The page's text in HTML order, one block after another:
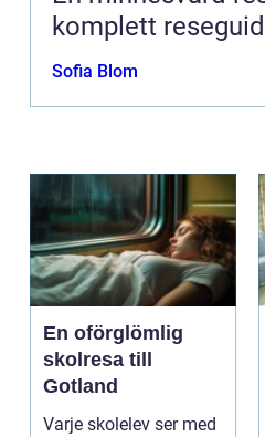
komplett
Sofia Blom
En oförglömlig
skolresa till
Gotland
Varje skolelev ser med